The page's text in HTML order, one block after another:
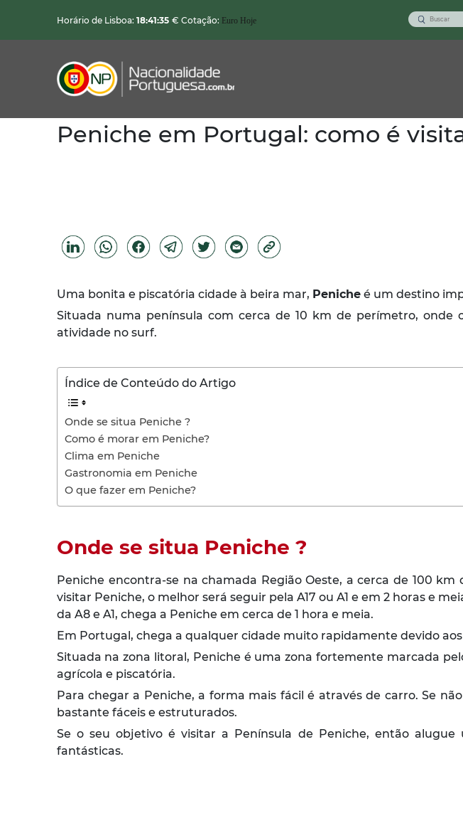
Horário de Lisboa: 18:41:36 € Cotação: Euro Hoje
Nacionalidade Portuguesa
Demais Serviços
Vistos Temporários
Peniche em Portugal: como é
Uma bonita e piscatória cidade à beira mar, Penicheé um destino
Situada numa península com cerca de 10 km de perímetro,
atividade no surf.
Índice de Conteúdo do Artigo
Onde se situa Peniche ?
Como é morar em Peniche?
Clima em Peniche
Gastronomia em Peniche
O que fazer em Peniche?
Onde se situa Peniche ?
Peniche encontra-se na chamada Região Oeste, a cerca de 100 km
visitar Peniche, o melhor será seguir pela A17 ou A1 e em 2 horas e
da A8 e A1, chega a Peniche em cerca de 1 hora e meia.
Em Portugal, chega a qualquer cidade muito rapidamente devido
Situada na zona litoral, Peniche é uma zona fortemente marcada
agrícola e piscatória.
Para chegar a Peniche, a forma mais fácil é através de carro. Se
bastante fáceis e estruturados.
Se o seu objetivo é visitar a Península de Peniche, então
fantásticas.